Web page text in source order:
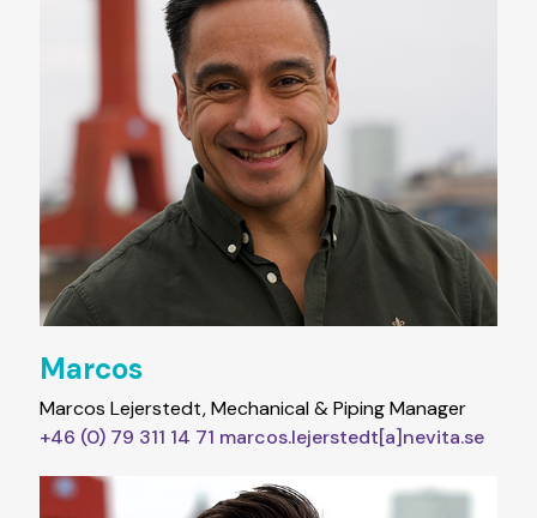
Marcos
Marcos Lejerstedt, Mechanical & Piping Manager
+46 (0) 79 311 14 71 marcos.lejerstedt[a]nevita.se